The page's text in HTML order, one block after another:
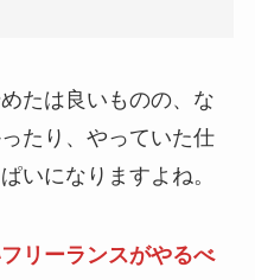
たは良いものの、な
たり、やっていた仕
いになりますよね。
リーランスがやるべ